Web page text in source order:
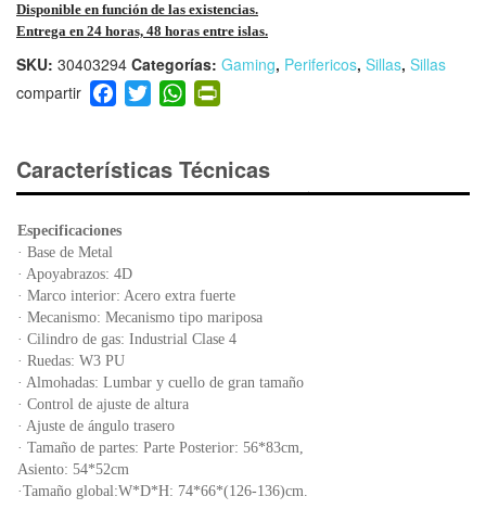
Disponible en función de las existencias.
Entrega en 24 horas, 48 horas entre islas.
SKU: 30403294 Categorías: Gaming, Perifericos, Sillas, Sillas
F
a
e
b
o
o
k
T
wi
er
W
h
s
A
ri
e
Características Técnicas
Especificaciones
· Base de Metal
· Apoyabrazos: 4D
· Marco interior: Acero extra fuerte
· Mecanismo: Mecanismo tipo mariposa
· Cilindro de gas: Industrial Clase 4
· Ruedas: W3 PU
· Almohadas: Lumbar y cuello de gran tamaño
· Control de ajuste de altura
· Ajuste de ángulo trasero
· Tamaño de partes: Parte Posterior: 56*83cm,
Asiento: 54*52cm
·Tamaño global:W*D*H: 74*66*(126-136)cm.